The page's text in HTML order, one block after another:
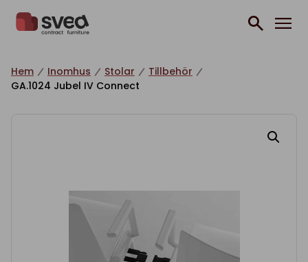
Hem Inomhus Stolar
Tillbehör
GA.1024 Jubel IV Connect